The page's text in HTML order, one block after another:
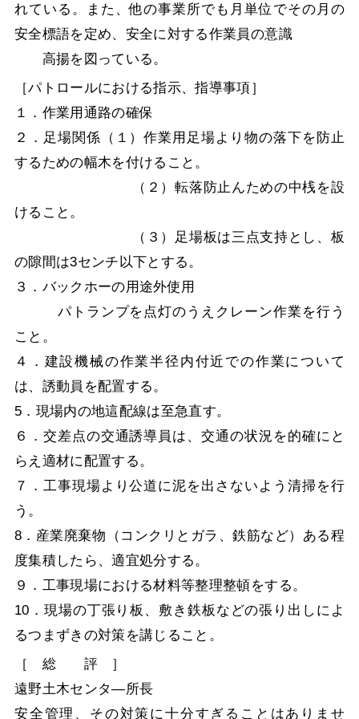
れている。また、他の事業所でも月単位でその月の
安全標語を定め、安全に対する作業員の意識
高揚を図っている。
［パトロールにおける指示、指導事項］
１．作業用通路の確保
２．足場関係（１）作業用足場より物の落下を防止
するための幅木を付けること。
（２）転落防止んための中桟を設
けること。
（３）足場板は三点支持とし、板
の隙間は3センチ以下とする。
３．バックホーの用途外使用
パトランプを点灯のうえクレーン作業を行う
こと。
４．建設機械の作業半径内付近での作業について
は、誘動員を配置する。
5．現場内の地這配線は至急直す。
６．交差点の交通誘導員は、交通の状況を的確にと
らえ適材に配置する。
７．工事現場より公道に泥を出さないよう清掃を行
う。
8．産業廃棄物（コンクリとガラ、鉄筋など）ある程
度集積したら、適宜処分する。
９．工事現場における材料等整理整頓をする。
10．現場の丁張り板、敷き鉄板などの張り出しによ
るつまずきの対策を講じること。
［ 総 評 ］
遠野土木センタ―所長
安全管理、その対策に十分すぎることはありませ